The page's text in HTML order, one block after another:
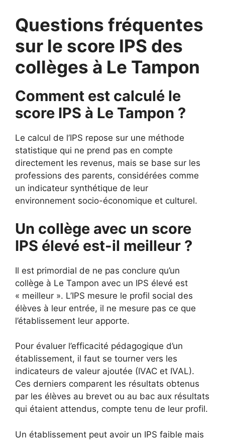
Questions fréquentes
sur le score IPS des
collèges à Le Tampon
Comment est calculé le
score IPS à Le Tampon ?
Le calcul de l’IPS repose sur une méthode
statistique qui ne prend pas en compte
directement les revenus, mais se base sur les
professions des parents, considérées comme
un indicateur synthétique de leur
environnement socio-économique et culturel.
Un collège avec un score
IPS élevé est-il meilleur ?
Il est primordial de ne pas conclure qu’un
collège à Le Tampon avec un IPS élevé est
« meilleur ». L’IPS mesure le profil social des
élèves à leur entrée, il ne mesure pas ce que
l’établissement leur apporte.
Pour évaluer l’efficacité pédagogique d’un
établissement, il faut se tourner vers les
indicateurs de valeur ajoutée (IVAC et IVAL).
Ces derniers comparent les résultats obtenus
par les élèves au brevet ou au bac aux résultats
qui étaient attendus, compte tenu de leur profil.
Un établissement peut avoir un IPS faible mais